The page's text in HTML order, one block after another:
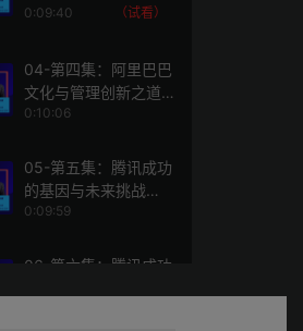
（上）
0:09:40 （试看）
04-第四集：阿里巴巴
文化与管理创新之道
（下）
0:10:06
05-第五集：腾讯成功
的基因与未来挑战
（上）
0:09:59
06-第六集：腾讯成功